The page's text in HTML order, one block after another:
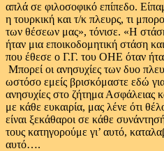
απλά σε φιλοσοφικό επίπεδο.
η τουρκική και τ/κ πλευρς, τι
των θέσεων μας», τόνισε. «Η
ήταν μια εποικοδομητική στάση
που έθεσε ο Γ.Γ. του ΟΗΕ όταν
Μπορεί οι ανησυχίες των δυο
ωστόσο εμείς βρισκόμαστε εδώ
ανησυχίες στο ζήτημα
με κάθε ευκαιρία, μας λένε ότι
είναι ξεκάθαροι σε κάθε
τους κατηγορούμε γι’ αυτό,
αυτό….